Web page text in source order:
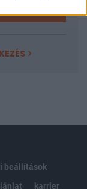
beállítások
karrier